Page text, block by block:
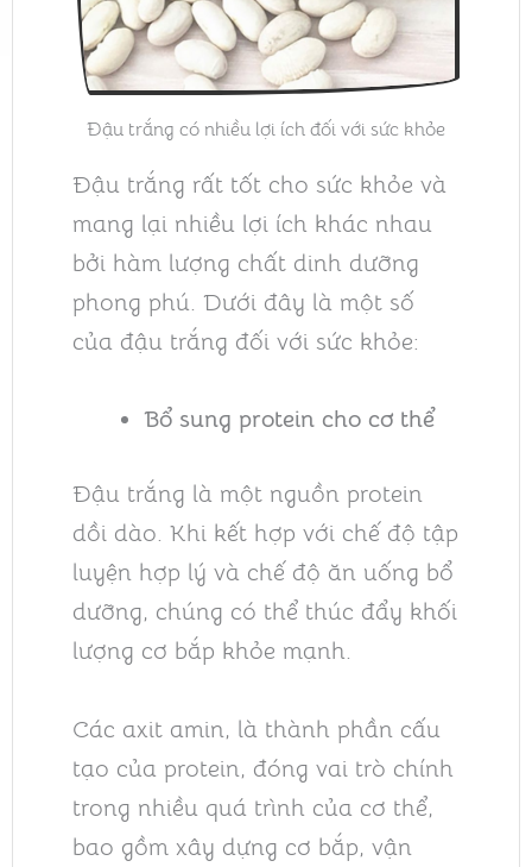
Đậu trắng có nhiều lợi ích đối với sức khỏe
Đậu trắng rất tốt cho sức khỏe và
mang lại nhiều lợi ích khác nhau
bởi hàm lượng chất dinh dưỡng
phong phú. Dưới đây là một số
của đậu trắng đối với sức khỏe:
Bổ sung protein cho cơ thể
Đậu trắng là một nguồn protein
dồi dào. Khi kết hợp với chế độ tập
luyện hợp lý và chế độ ăn uống bổ
dưỡng, chúng có thể thúc đẩy khối
lượng cơ bắp khỏe mạnh.
Các axit amin, là thành phần cấu
tạo của protein, đóng vai trò chính
trong nhiều quá trình của cơ thể,
bao gồm xây dựng cơ bắp, vận